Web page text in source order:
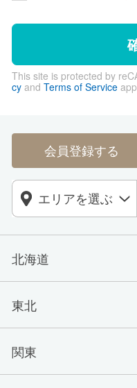
This site is protected by
cyand Terms of Service
会員登録する
北海道
東北
関東